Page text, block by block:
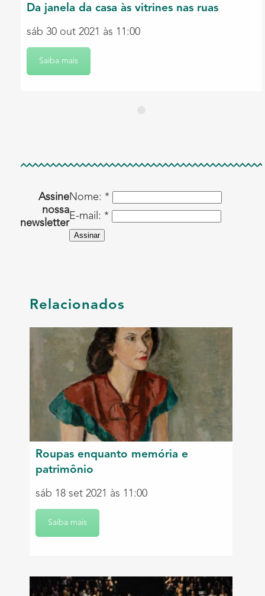
Da janela da casa às vitrines nas ruas
sáb 30 out 2021 às 11:00
Saiba mais
dom 24 out 2021 às 14:00
Saiba mais
Curso online
A moda e as formas no tempo
sáb 23 out 2021 às 15:00
Saiba mais
Palestra
Para vestir o sagrado
Saiba mais
Assine
nossa
newsletter
Nome: *
E-mail: *
Assinar
Relacionados
Roupas enquanto memória e
patrimônio
sáb 18 set 2021 às 11:00
Saiba mais